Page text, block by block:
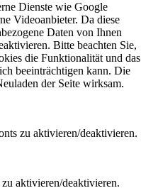
Dienste wie Google
Videoanbieter. Da diese
Daten von Ihnen
Bitte beachten Sie,
die Funktionalität und das
beeinträchtigen kann. Die
der Seite wirksam.
zu aktivieren/deaktivieren.
aktivieren/deaktivieren.